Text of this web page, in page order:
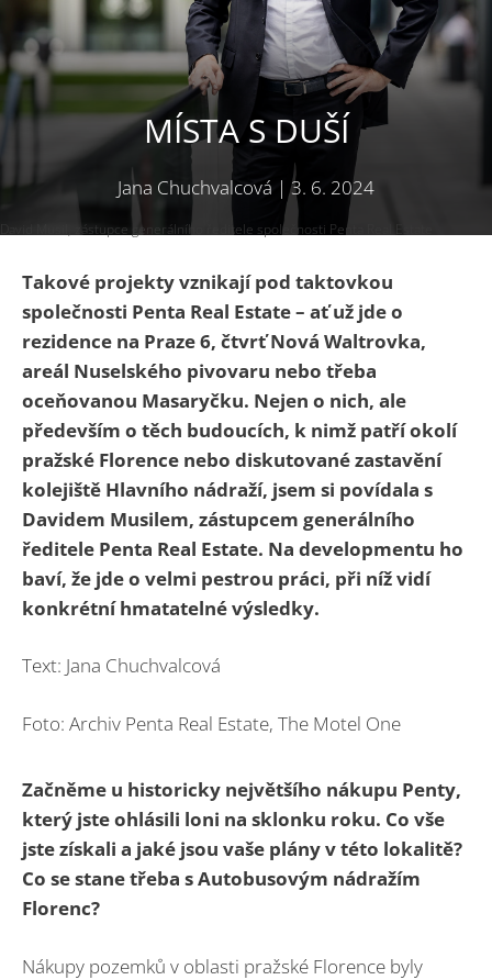
MÍSTA S DUŠÍ
Jana Chuchvalcová |3. 6. 2024
David Musil, zástupce generálního ředitele společnosti Penta Real Estate
Takové projekty vznikají pod taktovkou
společnosti Penta Real Estate – ať už jde o
rezidence na Praze 6, čtvrť Nová Waltrovka,
areál Nuselského pivovaru nebo třeba
oceňovanou Masaryčku. Nejen o nich, ale
především o těch budoucích, k nimž patří okolí
pražské Florence nebo diskutované zastavění
kolejiště Hlavního nádraží, jsem si povídala s
Davidem Musilem, zástupcem generálního
ředitele Penta Real Estate. Na developmentu ho
baví, že jde o velmi pestrou práci, při níž vidí
konkrétní hmatatelné výsledky.
Text: Jana Chuchvalcová
Foto: Archiv Penta Real Estate, The Motel One
Začněme u historicky největšího nákupu Penty,
který jste ohlásili loni na sklonku roku. Co vše
jste získali a jaké jsou vaše plány v této lokalitě?
Co se stane třeba s Autobusovým nádražím
Florenc?
Nákupy pozemků v oblasti pražské Florence byly